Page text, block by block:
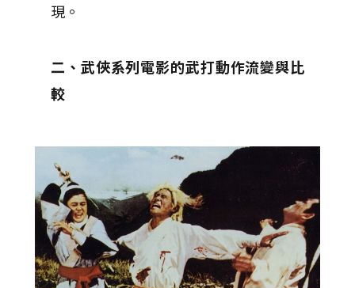
現。
二、武俠系列電影的武打動作流變與比
較